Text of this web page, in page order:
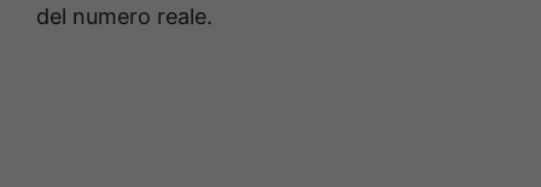
del numero reale.